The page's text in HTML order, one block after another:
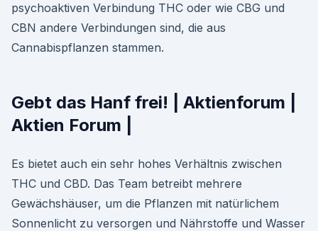
psychoaktiven Verbindung THC oder wie CBG und
CBN andere Verbindungen sind, die aus
Cannabispflanzen stammen.
Gebt das Hanf frei! | Aktienforum |
Aktien Forum |
Es bietet auch ein sehr hohes Verhältnis zwischen
THC und CBD. Das Team betreibt mehrere
Gewächshäuser, um die Pflanzen mit natürlichem
Sonnenlicht zu versorgen und Nährstoffe und Wasser